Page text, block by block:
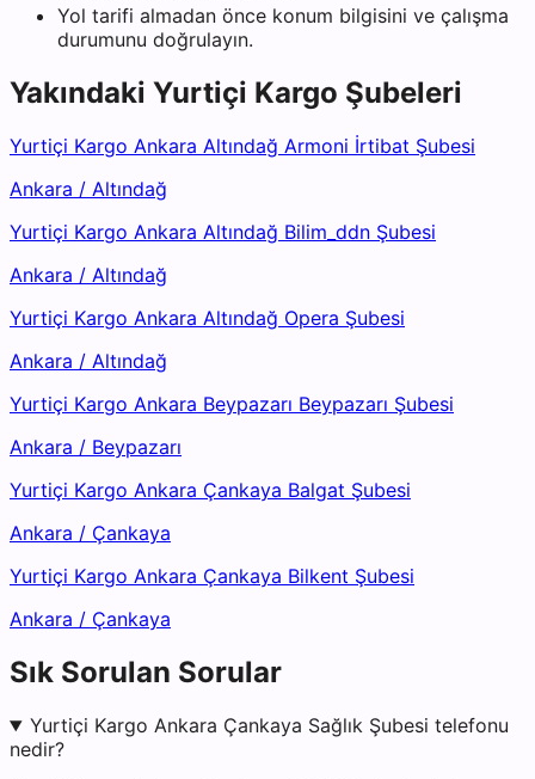
Yol tarifi almadan önce konum bilgisini ve çalışma
durumunu doğrulayın.
Yakındaki Yurtiçi Kargo Şubeleri
Yurtiçi Kargo Ankara Altındağ Armoni İrtibat Şubesi
Ankara / Altındağ
Yurtiçi Kargo Ankara Altındağ Bilim_ddn Şubesi
Ankara / Altındağ
Yurtiçi Kargo Ankara Altındağ Opera Şubesi
Ankara / Altındağ
Yurtiçi Kargo Ankara Beypazarı Beypazarı Şubesi
Ankara / Beypazarı
Yurtiçi Kargo Ankara Çankaya Balgat Şubesi
Ankara / Çankaya
Yurtiçi Kargo Ankara Çankaya Bilkent Şubesi
Ankara / Çankaya
Sık Sorulan Sorular
Yurtiçi Kargo Ankara Çankaya Sağlık Şubesi telefonu
nedir?